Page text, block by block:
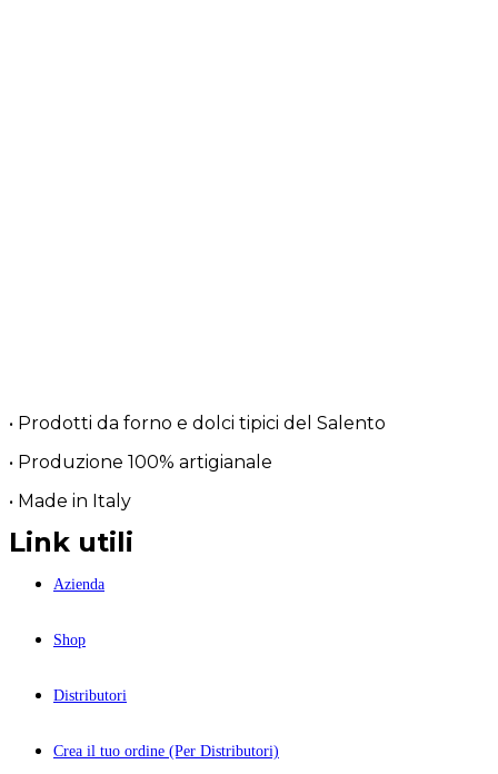
• Prodotti da forno e dolci tipici del Salento
• Produzione 100% artigianale
• Made in Italy
Link utili
Azienda
Shop
Distributori
Crea il tuo ordine (Per Distributori)